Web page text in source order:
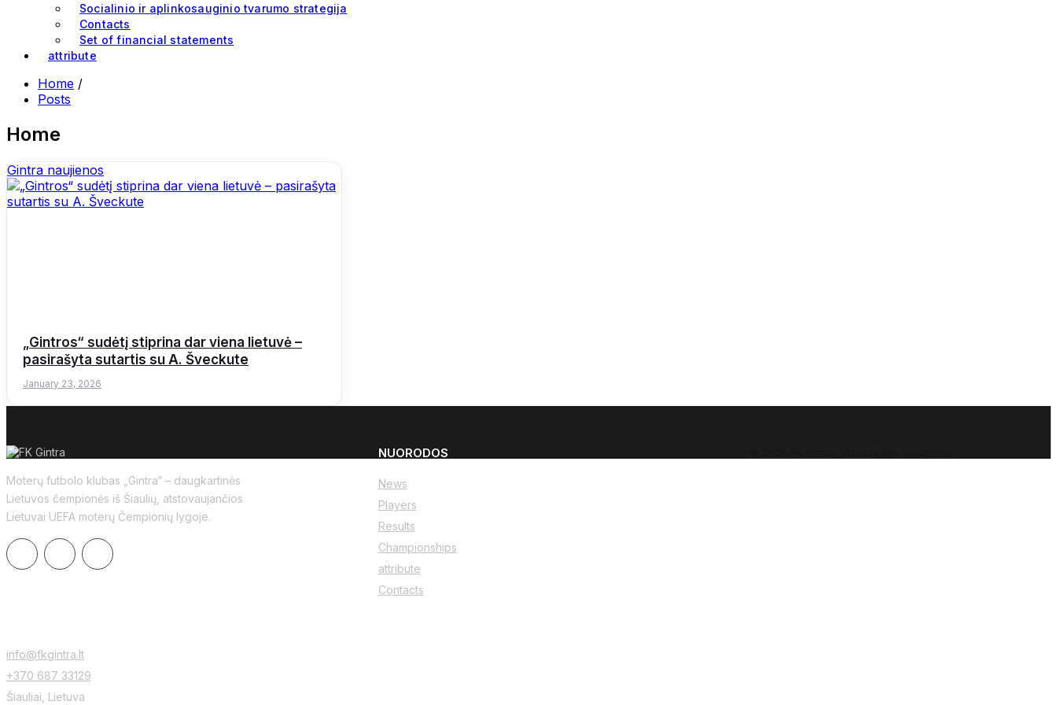
Socialinio ir aplinkosauginio tvarumo strategija
Contacts
Set of financial statements
attribute
Home /
Posts
Home
Gintra naujienos
„Gintros“ sudėtį stiprina dar viena lietuvė –
pasirašyta sutartis su A. Šveckute
January 23, 2026
Moterų futbolo klubas „Gintra“ – daugkartinės
Lietuvos čempionės iš Šiaulių, atstovaujančios
Lietuvai UEFA moterų Čempionių lygoje.
NUORODOS
News
Players
Results
Championships
attribute
Contacts
info@fkgintra.lt
+370 687 33129
Šiauliai, Lietuva